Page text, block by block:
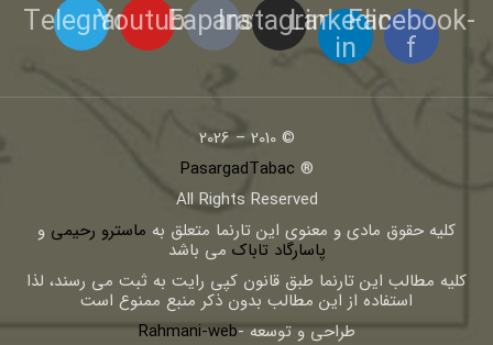
Facebook-
f
Linkedin-
in
Instagram
Eaparat
Youtube
Telegram
© 2010 – 2026
®
PasargadTabac
All Rights Reserved
كليه حقوق مادی و معنوی اين تارنما متعلق به ماسترو رحیمی و
پاسارگاد تاباک می باشد
کلیه مطالب این تارنما طبق قانون کپی رایت به ثبت می رسند، لذا
استفاده از این مطالب بدون ذکر منبع ممنوع است
طراحی و توسعه -Rahmani-web